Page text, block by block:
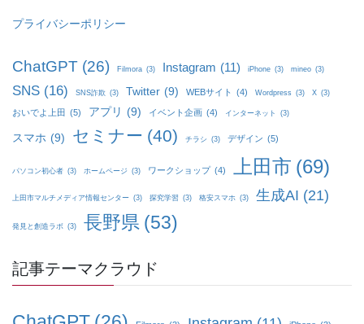
プライバシーポリシー
ChatGPT (26) Filmora (3) Instagram (11) iPhone (3) mineo (3)
SNS (16) SNS詐欺 (3) Twitter (9) WEBサイト (4) Wordpress (3) X (3)
おいでよ上田 (5) アプリ (9) イベント企画 (4) インターネット (3)
スマホ (9) セミナー (40) チラシ (3) デザイン (5)
パソコン初心者 (3) ホームページ (3) ワークショップ (4) 上田市 (69)
上田市マルチメディア情報センター (3) 探究学習 (3) 格安スマホ (3) 生成AI (21)
発見と創造ラボ (3) 長野県 (53)
記事テーマクラウド